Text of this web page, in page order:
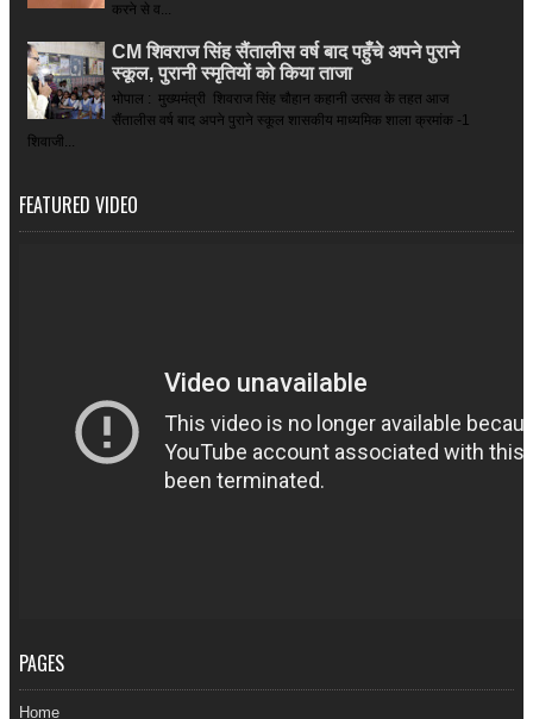
करने से व...
CM शिवराज सिंह सैंतालीस वर्ष बाद पहुँचे अपने पुराने
स्कूल, पुरानी स्मृतियों को किया ताजा
भोपाल : मुख्यमंत्री शिवराज सिंह चौहान कहानी उत्सव के तहत आज
सैंतालीस वर्ष बाद अपने पुराने स्कूल शासकीय माध्यमिक शाला क्रमांक -1
शिवाजी...
FEATURED VIDEO
PAGES
Home